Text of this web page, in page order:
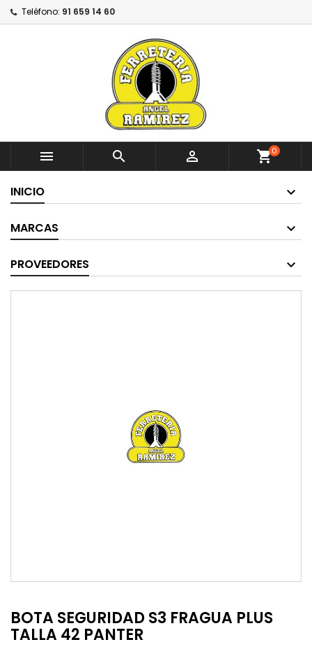
Teléfono: 91 659 14 60
   shopping_cart0
INICIO
MARCAS
PROVEEDORES
BOTA SEGURIDAD S3 FRAGUA PLUS
TALLA 42 PANTER